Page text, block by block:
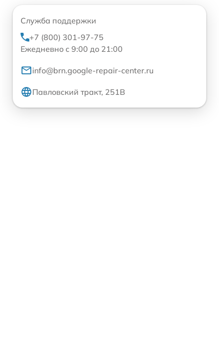
Служба поддержки
+7 (800) 301-97-75
Ежедневно с 9:00 до 21:00
info@brn.google-repair-center.ru
Павловский тракт, 251В